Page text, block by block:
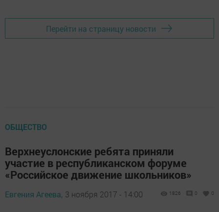
Перейти на страницу новости
ОБЩЕСТВО
Верхнеуслонские ребята приняли
участие в республиканском форуме
«Российское движение школьников»
Евгения Агеева, 3 ноября 2017 - 14:00 1826 0 0